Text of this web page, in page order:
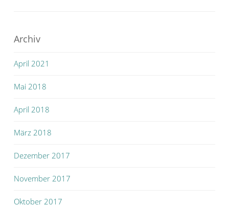
Archiv
April 2021
Mai 2018
April 2018
März 2018
Dezember 2017
November 2017
Oktober 2017